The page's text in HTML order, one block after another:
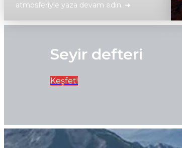
atmosferiyle yaza devam edin. ➜
Seyir defteri
Keşfet!